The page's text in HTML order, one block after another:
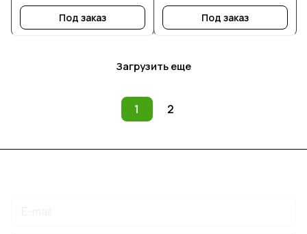
Под заказ Под заказ
Загрузить еще
1 2